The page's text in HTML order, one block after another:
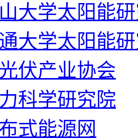
大学太阳能
通大学太阳能
伏产业协会
科学研究院
式能源网